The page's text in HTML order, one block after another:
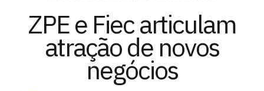
ZPE e Fiec articulam
atração de novos
negócios